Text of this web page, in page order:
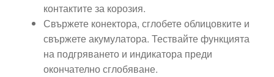
контактите за корозия.
Свържете конектора, сглобете облицовките и
свържете акумулатора. Тествайте функцията
на подгряването и индикатора преди
окончателно сглобяване.